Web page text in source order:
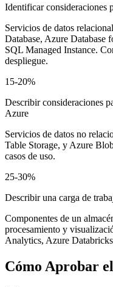
Identificar consideraciones
Servicios de datos
Database, Azure
SQL Managed Instance.
despliegue.
15-20%
Describir consideraciones
Azure
Servicios de datos no
Table Storage, y Azure
casos de uso.
25-30%
Describir una carga de
Componentes de un
procesamiento y
Analytics, Azure
Cómo Aprobar el